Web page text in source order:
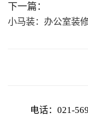
下一篇：
小马装：办公室装
电话：021-